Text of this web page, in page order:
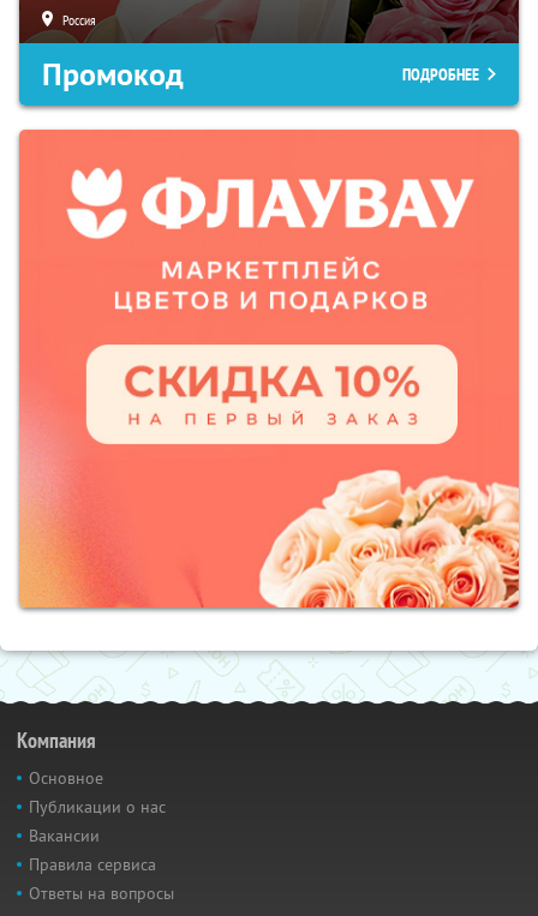
Россия
Промокод ПОДРОБНЕЕ
Компания
Основное
Публикации о нас
Вакансии
Правила сервиса
Ответы на вопросы